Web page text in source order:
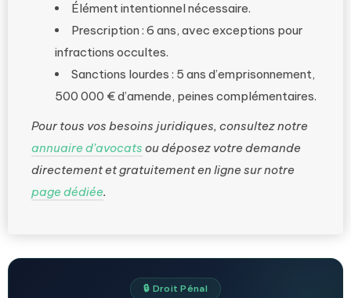
Élément intentionnel nécessaire.
Prescription : 6 ans, avec exceptions pour
infractions occultes.
Sanctions lourdes : 5 ans d’emprisonnement,
500 000 € d’amende, peines complémentaires.
Pour tous vos besoins juridiques, consultez notre
annuaire d’avocats ou déposez votre demande
directement et gratuitement en ligne sur notre
page dédiée.
🔒 Droit Pénal